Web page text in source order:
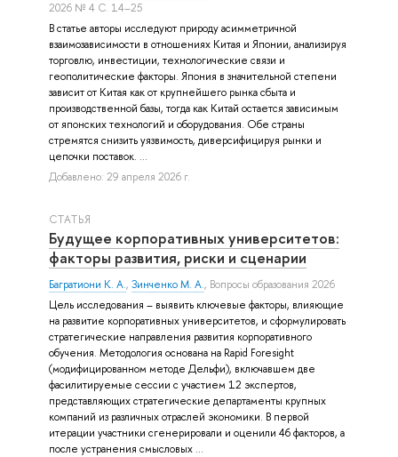
2026 № 4 С. 14–25
В статье авторы исследуют природу асимметричной
взаимозависимости в отношениях Китая и Японии, анализируя
торговлю, инвестиции, технологические связи и
геополитические факторы. Япония в значительной степени
зависит от Китая как от крупнейшего рынка сбыта и
производственной базы, тогда как Китай остается зависимым
от японских технологий и оборудования. Обе страны
стремятся снизить уязвимость, диверсифицируя рынки и
цепочки поставок. ...
Добавлено: 29 апреля 2026 г.
СТАТЬЯ
Будущее корпоративных университетов:
факторы развития, риски и сценарии
Багратиони К. А., Зинченко М. А., Вопросы образования 2026
Цель исследования – выявить ключевые факторы, влияющие
на развитие корпоративных университетов, и сформулировать
стратегические направления развития корпоративного
обучения. Методология основана на Rapid Foresight
(модифицированном методе Дельфи), включавшем две
фасилитируемые сессии с участием 12 экспертов,
представляющих стратегические департаменты крупных
компаний из различных отраслей экономики. В первой
итерации участники сгенерировали и оценили 46 факторов, а
после устранения смысловых ...